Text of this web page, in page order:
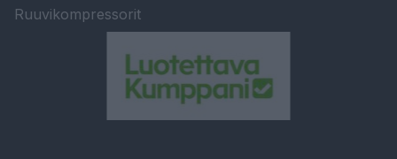
Ruuvikompressorit